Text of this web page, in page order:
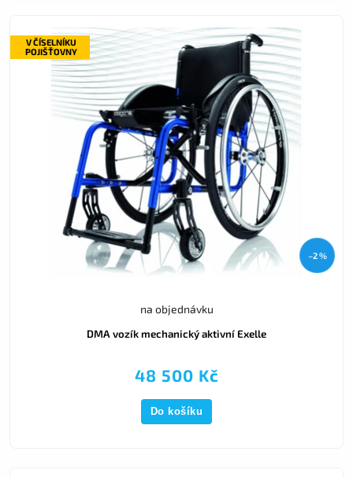
Abecedně
V ČÍSELNÍKU
POJIŠŤOVNY
–2 %
DMA vozík mechanický aktivní Exelle
na objednávku
48 500 Kč
Do košíku